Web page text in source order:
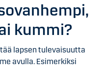
kummi?
lapsen tulevaisuutta
avulla. Esimerkiksi